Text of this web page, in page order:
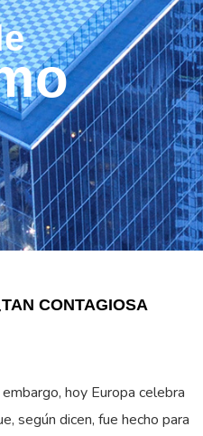
CONTAGIOSA
hoy Europa celebra
según dicen, fue hecho para